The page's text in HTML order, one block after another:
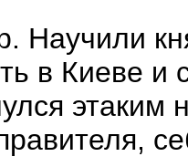
Научили
в Киеве и